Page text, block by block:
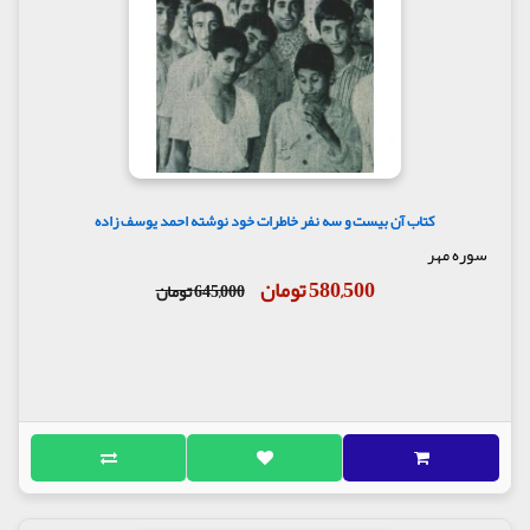
گذشت زمان از ثانیه به شبانه‌ روز تغییر پیدا می‌کنه.
سیلون دست‌ به‌ سینه وایساده بود و داشت سعی می‌کرد
عمق نداشتۀ شعر رو بفهمه! چند بار به سرم زد بهشون
بگم: «ببینید بچه‌ها، این اصلا در سطحی نیست که
اسمش رو شعر بذارم. طرف یه چیزی خونده رفته.» اما
نمی‌شد. آبروریزی بود. بعد از اون‌ همه افاضات دربارۀ
شعر و ادب پارسی و مردم ادیب کشورم جای همچین
حرفی نبود. ویدد، که سمت چپ مغی نشسته بود و تا اون
‌موقع ساکت بود، گفت: «من فکر می‌کنم اصلا با معشوقش
مؤدب حرف نمی‌زنه!» گفتم: «خب، البته بله، کلا شعرش
جوری گفته شده که با آدم با فرهنگی طرف نباشیم!» مغی
گفت: «خب، بعدش چی می‌شه؟»
خوشامدی لعنتی
تأثیر تلفظ دقیق کلمات بر نتیجه بحث
آغاز یه دوستی
خداوند شکلات و بحث رو دوست داره
روز اعتصاب، مستند آرته
کتاب آن بیست و سه نفر خاطرات خود نوشته احمد یوسف زاده
سوره مهر
580,500 تومان 645,000 تومان